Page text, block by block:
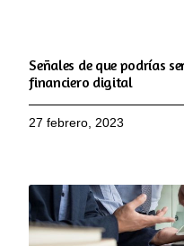
Señales de que podrías
financiero digital
27 febrero, 2023